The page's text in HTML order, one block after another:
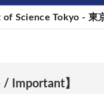
of Science Tokyo - 東
/ Important】